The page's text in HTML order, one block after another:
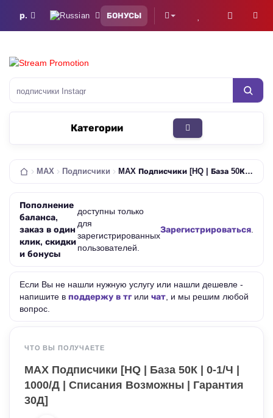
р. БОНУСЫ
подписчики Instagram
Категории
MAX Подписчики MAX Подписчики [HQ | База 50К | 0-1/Ч | 1000/Д | Списания Возможны | Гарантия 30Д]
Пополнение
баланса,
заказ в один
клик, скидки
и бонусы
доступны только
для
зарегистрированных
пользователей.
Зарегистрироваться
Если Вы не нашли нужную услугу или нашли дешевле -
напишите в поддержу в тгили чат , и мы решим любой
вопрос.
ЧТО ВЫ ПОЛУЧАЕТЕ
MAX Подписчики [HQ | База 50К | 0-1/Ч |
1000/Д | Списания Возможны | Гарантия
30Д]